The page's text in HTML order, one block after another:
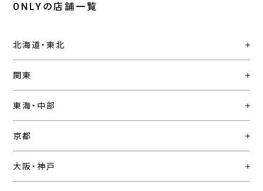
ONLYの店舗一覧
北海道・東北
関東
東海・中部
京都
大阪・神戸